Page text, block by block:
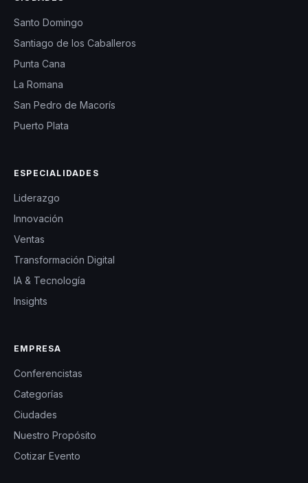
Santo Domingo
Santiago de los Caballeros
Punta Cana
La Romana
San Pedro de Macorís
Puerto Plata
ESPECIALIDADES
Liderazgo
Innovación
Ventas
Transformación Digital
IA & Tecnología
Insights
EMPRESA
Conferencistas
Categorías
Ciudades
Nuestro Propósito
Cotizar Evento